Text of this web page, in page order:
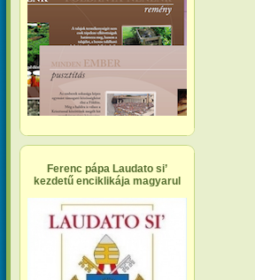
Ferenc pápa Laudato si’
kezdetű enciklikája magyarul